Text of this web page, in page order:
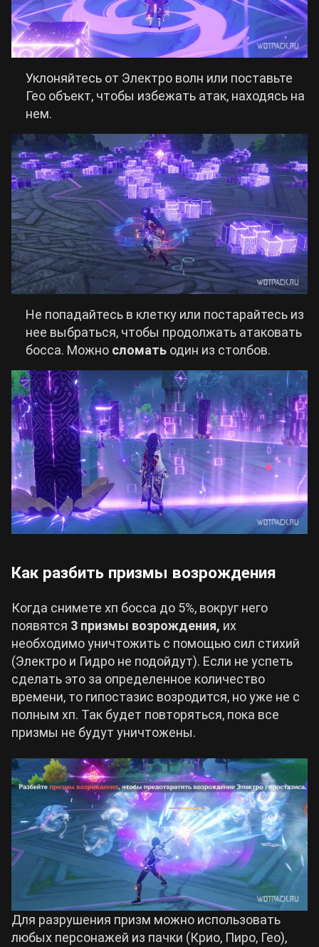
Уклоняйтесь от Электро волн или поставьте
Гео объект, чтобы избежать атак, находясь на
нем.
Не попадайтесь в клетку или постарайтесь из
нее выбраться, чтобы продолжать атаковать
босса. Можно сломать один из столбов.
Как разбить призмы возрождения
Когда снимете хп босса до 5%, вокруг него
появятся 3 призмы возрождения, их
необходимо уничтожить с помощью сил стихий
(Электро и Гидро не подойдут). Если не успеть
сделать это за определенное количество
времени, то гипостазис возродится, но уже не с
полным хп. Так будет повторяться, пока все
призмы не будут уничтожены.
Для разрушения призм можно использовать
любых персонажей из пачки (Крио, Пиро, Гео),